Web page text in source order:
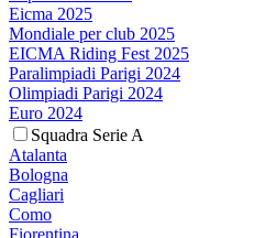
Eicma 2025
Mondiale per club 2025
EICMA Riding Fest 2025
Paralimpiadi Parigi 2024
Olimpiadi Parigi 2024
Euro 2024
Squadra Serie A
Atalanta
Bologna
Cagliari
Como
Fiorentina